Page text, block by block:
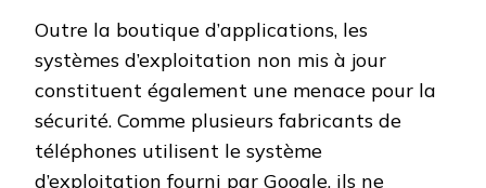
Outre la boutique d’applications, les
systèmes d’exploitation non mis à jour
constituent également une menace pour la
sécurité. Comme plusieurs fabricants de
téléphones utilisent le système
d’exploitation fourni par Google, ils ne